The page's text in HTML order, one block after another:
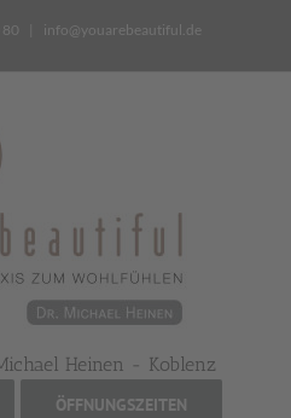
80 info@youarebeautiful.de
Heinen - Koblenz
ÖFFNUNGSZEITEN